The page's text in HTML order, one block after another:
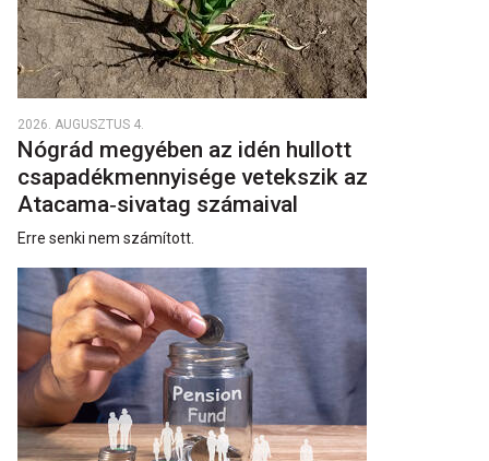
2026. AUGUSZTUS 4.
Nógrád megyében az idén hullott
csapadékmennyisége vetekszik az
Atacama‑sivatag számaival
Erre senki nem számított.